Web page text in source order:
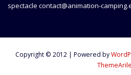
spectacle contact@animation-
Copyright © 2012 | Powered by
ThemeArile